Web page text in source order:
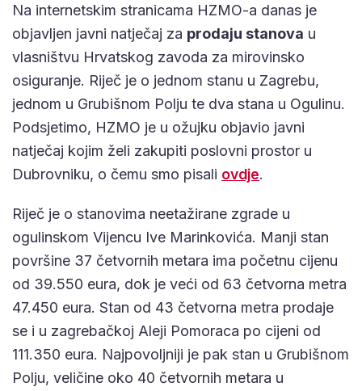
Na internetskim stranicama HZMO-a danas je
objavljen javni natječaj za prodaju stanova u
vlasništvu Hrvatskog zavoda za mirovinsko
osiguranje. Riječ je o jednom stanu u Zagrebu,
jednom u Grubišnom Polju te dva stana u Ogulinu.
Podsjetimo, HZMO je u ožujku objavio javni
natječaj kojim želi zakupiti poslovni prostor u
Dubrovniku, o čemu smo pisali ovdje.
Riječ je o stanovima neetažirane zgrade u
ogulinskom Vijencu Ive Marinkovića. Manji stan
površine 37 četvornih metara ima početnu cijenu
od 39.550 eura, dok je veći od 63 četvorna metra
47.450 eura. Stan od 43 četvorna metra prodaje
se i u zagrebačkoj Aleji Pomoraca po cijeni od
111.350 eura. Najpovoljniji je pak stan u Grubišnom
Polju, veličine oko 40 četvornih metara u